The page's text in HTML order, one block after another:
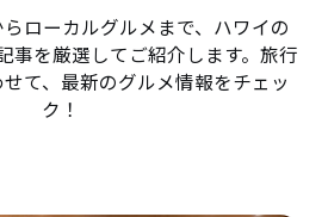
ローカルグルメまで、ハワイの
事を厳選してご紹介します。旅行
て、最新のグルメ情報をチェッ
ク！